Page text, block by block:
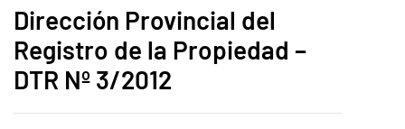
Dirección Provincial del
Registro de la Propiedad –
DTR Nº 3/2012